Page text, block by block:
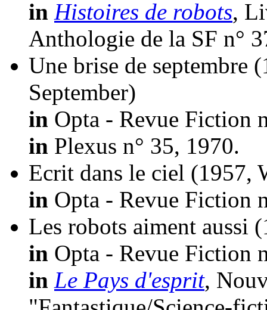
in Histoires de robots,
Anthologie de la SF n°
Une brise de septembre
September)
in Opta - Revue Fiction
in Plexus n° 35, 1970.
Ecrit dans le ciel (1957,
in Opta - Revue Fiction
Les robots aiment aussi
in Opta - Revue Fiction
in Le Pays d'esprit,